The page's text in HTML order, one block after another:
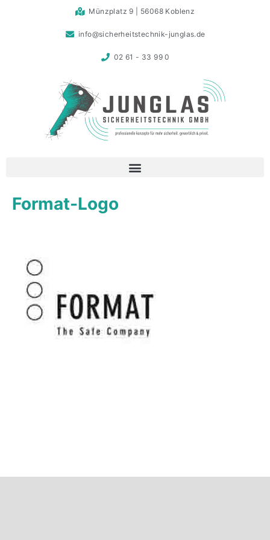
Münzplatz 9 | 56068 Koblenz
info@sicherheitstechnik-junglas.de
02 61 - 33 99 0
Format-Logo